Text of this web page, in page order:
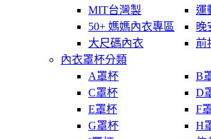
MIT台灣製
運
50+ 媽媽內衣專區
晚
大尺碼內衣
前
內衣罩杯分類
A罩杯
B
C罩杯
D
E罩杯
F
G罩杯
H